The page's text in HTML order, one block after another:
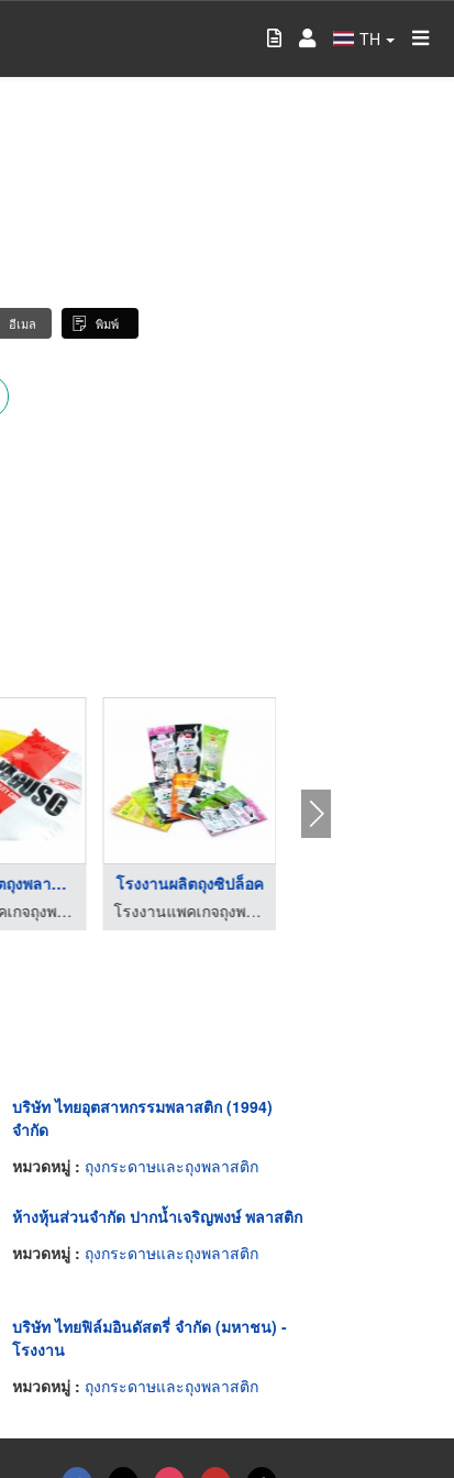
TH
อีเมล พิมพ์
โรงงานผลิตถุงพลาสติก ...
โรงงานแพคเกจถุงพลาสติก ไทยโมเดิร์น อินดัสตรี้
โรงงานผลิตถุงซิปล็อค
โรงงานแพคเกจถุงพลาสติก ไทยโมเดิร์น อินดัสตรี้
บริษัท ไทยอุตสาหกรรมพลาสติก (1994)
จำกัด
หมวดหมู่ : ถุงกระดาษและถุงพลาสติก
ห้างหุ้นส่วนจำกัด ปากน้ำเจริญพงษ์ พลาสติก
หมวดหมู่ : ถุงกระดาษและถุงพลาสติก
บริษัท ไทยฟิล์มอินดัสตรี่ จำกัด (มหาชน) -
โรงงาน
หมวดหมู่ : ถุงกระดาษและถุงพลาสติก